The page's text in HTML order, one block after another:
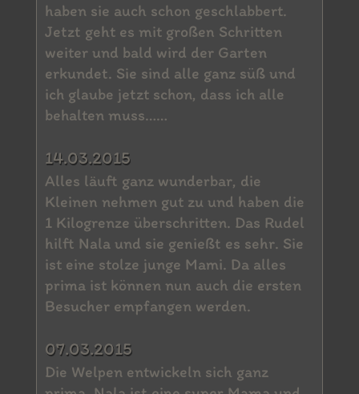
haben sie auch schon geschlabbert.
Jetzt geht es mit großen Schritten
weiter und bald wird der Garten
erkundet. Sie sind alle ganz süß und
ich glaube jetzt schon, dass ich alle
behalten muss……
14.03.2015
Alles läuft ganz wunderbar, die
Kleinen nehmen gut zu und haben die
1 Kilogrenze überschritten. Das Rudel
hilft Nala und sie genießt es sehr. Sie
ist eine stolze junge Mami. Da alles
prima ist können nun auch die ersten
Besucher empfangen werden.
07.03.2015
Die Welpen entwickeln sich ganz